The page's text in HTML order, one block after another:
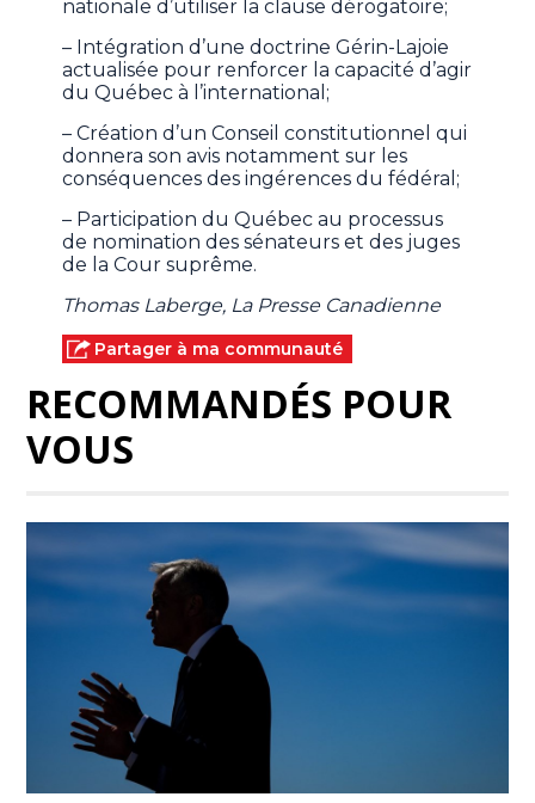
nationale d’utiliser la clause dérogatoire;
– Intégration d’une doctrine Gérin-Lajoie
actualisée pour renforcer la capacité d’agir
du Québec à l’international;
– Création d’un Conseil constitutionnel qui
donnera son avis notamment sur les
conséquences des ingérences du fédéral;
– Participation du Québec au processus
de nomination des sénateurs et des juges
de la Cour suprême.
Thomas Laberge, La Presse Canadienne
Partager à ma communauté
RECOMMANDÉS POUR
VOUS